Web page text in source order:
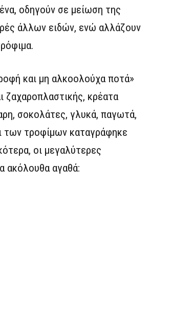
οδηγούν σε μείωση της
άλλων ειδών, ενώ αλλάζουν
και μη αλκοολούχα ποτά»
κρέατα
σοκολάτες, γλυκά, παγωτά,
των τροφίμων καταγράφηκε
οι μεγαλύτερες
ακόλουθα αγαθά: